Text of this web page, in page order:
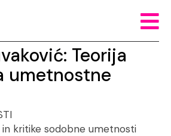
Teorija
umetnostne
in kritike sodobne umetnosti